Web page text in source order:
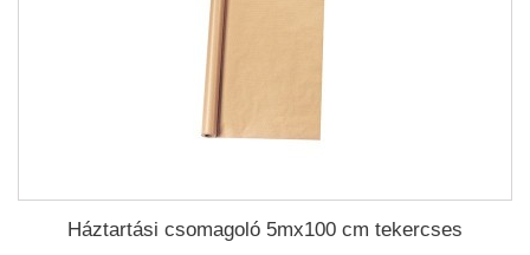
Háztartási csomagoló 5mx100 cm tekercses